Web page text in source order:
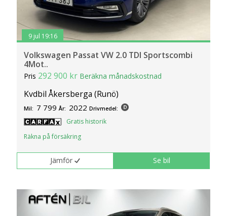
9 jul 19:16
Volkswagen Passat VW 2.0 TDI Sportscombi
4Mot..
Pris 292 900 kr Beräkna månadskostnad
Kvdbil Åkersberga (Runö)
Mil: 7 799 År: 2022 Drivmedel:
Gratis historik
Räkna på försäkring
Jämför Se bil